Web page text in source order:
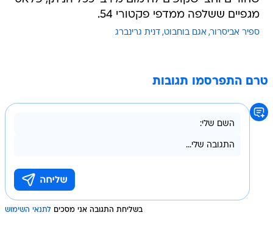
מגפיים ששלפה ממדפי פקטורי 54.
ספיר אביסרור אגם בוחבוט דנית גרינברג
טרם התפרסמו תגובות
בשליחת התגובה אני מסכים לתנאי השימוש